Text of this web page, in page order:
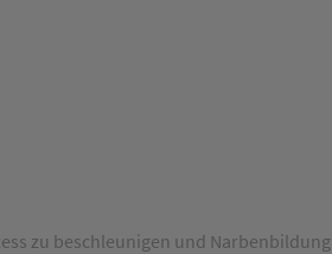
zu beschleunigen und Narbenbildung